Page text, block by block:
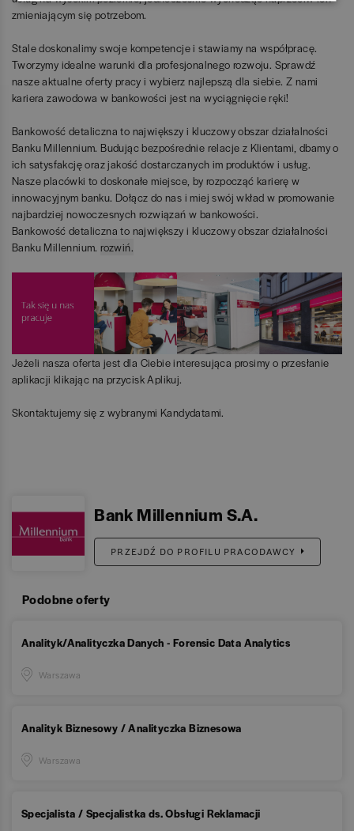
zmieniającym się potrzebom.
Stale doskonalimy swoje kompetencje i stawiamy na współpracę.
Tworzymy idealne warunki dla profesjonalnego rozwoju. Sprawdź
nasze aktualne oferty pracy i wybierz najlepszą dla siebie. Z nami
kariera zawodowa w bankowości jest na wyciągnięcie ręki!
Bankowość detaliczna to największy i kluczowy obszar działalności
Banku Millennium. Budując bezpośrednie relacje z Klientami, dbamy o
ich satysfakcję oraz jakość dostarczanych im produktów i usług.
Nasze placówki to doskonałe miejsce, by rozpocząć karierę w
innowacyjnym banku. Dołącz do nas i miej swój wkład w promowanie
najbardziej nowoczesnych rozwiązań w bankowości.
Bankowość detaliczna to największy i kluczowy obszar działalności
Banku Millennium.rozwiń.
Jeżeli nasza oferta jest dla Ciebie interesująca prosimy o przesłanie
aplikacji klikając na przycisk Aplikuj.
Skontaktujemy się z wybranymi Kandydatami.
Bank Millennium S.A.
PRZEJDŹ DO PROFILU PRACODAWCY
Podobne oferty
Analityk/Analityczka Danych - Forensic Data Analytics
Warszawa
Analityk Biznesowy / Analityczka Biznesowa
Warszawa
Specjalista / Specjalistka ds. Obsługi Reklamacji